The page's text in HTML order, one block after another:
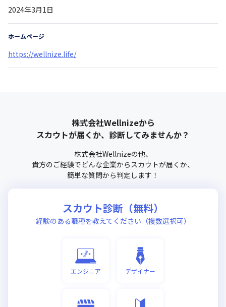
2024年3月1日
ホームページ
https://wellnize.life/
株式会社Wellnizeから
スカウトが届くか、診断してみませんか？
株式会社Wellnizeの他、
貴方のご経験でどんな企業からスカウトが届くか、
簡単な質問から判定します！
スカウト診断（無料）
経験のある職種を教えてください（複数選択可）
エンジニア デザイナー